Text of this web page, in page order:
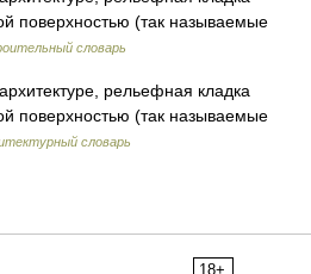
поверхностью (так называемые
словарь
рельефная кладка
поверхностью (так называемые
словарь
18+